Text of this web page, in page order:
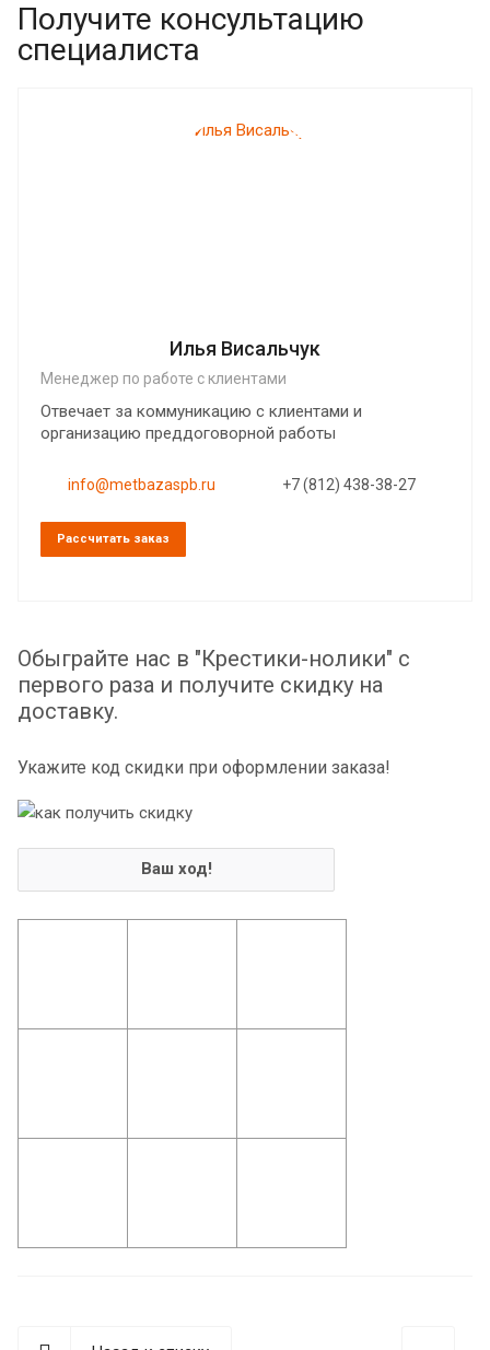
Получите консультацию
специалиста
Илья Висальчук
Менеджер по работе с клиентами
Отвечает за коммуникацию с клиентами и
организацию преддоговорной работы
info@metbazaspb.ru +7 (812) 438-38-27
Рассчитать заказ
Обыграйте нас в "Крестики-нолики" с
первого раза и получите скидку на
доставку.
Укажите код скидки при оформлении заказа!
Ваш ход!